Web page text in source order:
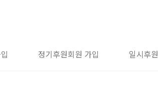
정기후원회원 가입 일시후원